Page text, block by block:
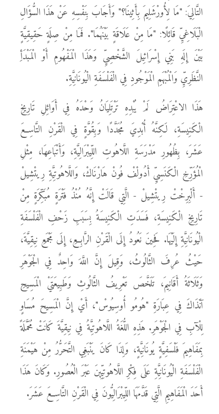
التَّالِيَ: "مَا لِأُورْشَلِيمَ بِأَثِينَا؟" وَأَجَابَ بِنَفْسِهِ عَنْ هَذَا السُّؤَالِ
الْبَلَاغِيِّ قَائِلًا: "مَا مِنْ عَلَاقَةٍ بَيْنَهُمَا". فَمَا مِنْ صِلَةٍ حَقِيقِيَّةٍ
بَيْنَ إِلَهِ بَنِي إِسْرَائِيلَ الشَّخْصِيِّ وَهَذَا الْمَفْهُومِ أَوْ الْمَبْدَأِ
النَّظَرِيِّ وَالْمُبْهَمِ الْمَوْجُودِ فِي الْفَلْسَفَةِ الْيُونَانِيَّةِ.
هَذَا الاعْتِرَاضُ لَمْ يُبْدِهِ تَرْتَلِيَانُ وَحْدَهُ فِي أَوَائِلِ تَارِيخِ
الْكَنِيسَةِ، لَكِنَّهُ أُبْدِيَ مُجَدَّدًا وَبِقُوَّةٍ فِي الْقَرْنِ التَّاسِعَ
عَشَرَ، بِظُهُورِ مَدْرَسَةِ اللَّاهُوتِ اللِّيبْرَالِيَّةِ، وَأَتْبَاعِهَا، مِثْلِ
الْمُؤَرِّخِ الْكَنَسِيِّ أَدُولْفْ فُونْ هَارْنَاكْ، وَاللَّاهُوتِيَّةِ رِيتْشِيلْ
- أَلْبِرِخْتْ رِيتْشِيلْ - الَّتِي قَالَتْ إِنَّهُ مُنْذُ فَتْرَةٍ مُبَكِّرَةٍ مِنْ
تَارِيخِ الْكَنِيسَةِ، فَسَدَتِ الْكَنِيسَةُ بِسَبَبِ زَحْفِ الْفَلْسَفَةِ
الْيُونَانِيَّةِ إِلَيْهَا. فَحِينَ نَعُودُ إِلَى الْقَرْنِ الرَّابِعِ، إِلَى مَجْمَعِ نِيقِيَّةَ،
حَيْثُ عُرِفَ الثَّالُوثُ، وَقِيلَ إِنَّ اللَّهَ وَاحِدٌ فِي الْجَوْهَرِ
وَثَلَاثَةُ أَقَانِيمَ، تَلَخَّصَ تَعْرِيفُ الثَّالُوثِ وَطَبِيعَتَيْ الْمَسِيحِ
آنَذَاكَ فِي عِبَارَةِ "هُومُو أُوسِيُوسْ"، أَيْ إِنَّ الْمَسِيحَ مُسَاوٍ
لِلْآبِ فِي الْجَوْهَرِ. هَذِهِ اللُّغَةُ اللَّاهُوتِيَّةُ فِي نِيقِيَّةَ كَانَتْ مُحَمَّلَةً
بِمَفَاهِيمَ فَلْسَفِيَّةٍ يُونَانِيَّةٍ، وَلِذَا كَانَ يَنْبَغِي التَّحَرُّرُ مِنْ هَيْمَنَةِ
الْفَلْسَفَةِ الْيُونَانِيَّةِ عَلَى فِكْرِ اللَّاهُوتِيِّينَ عَبْرَ الْعُصُورِ. وَكَانَ هَذَا
أَحَدَ الْمَفَاهِيمِ الَّتِي قَدَّمَهَا اللِّيبْرَالِيُّونَ فِي الْقَرْنِ التَّاسِعَ عَشَرَ.